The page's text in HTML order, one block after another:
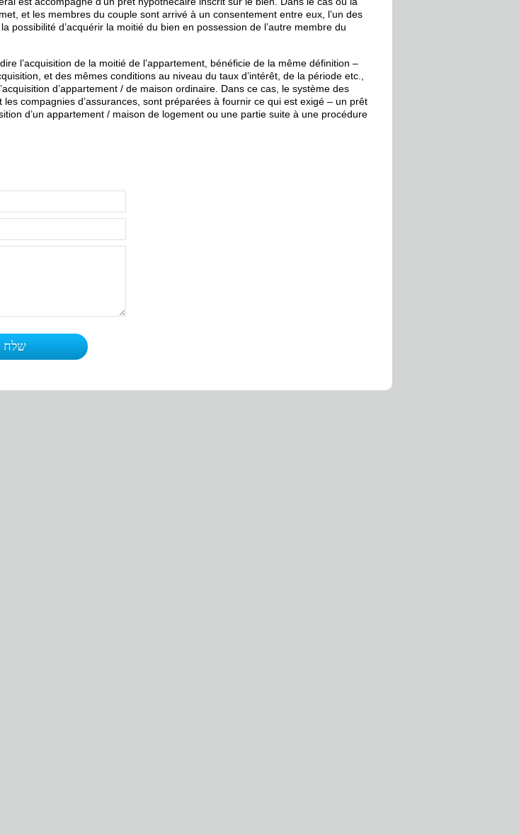
et les membres du couple sont arrivé à un consentement entre eux, l’un des
possibilité d’acquérir la moitié du bien en possession de l’autre membre du
l’acquisition de la moitié de l’appartement, bénéficie de la même définition –
et des mêmes conditions au niveau du taux d’intérêt, de la période etc.,
d’appartement / de maison ordinaire. Dans ce cas, le système des
les compagnies d’assurances, sont préparées à fournir ce qui est exigé – un prêt
d’un appartement / maison de logement ou une partie suite à une procédure